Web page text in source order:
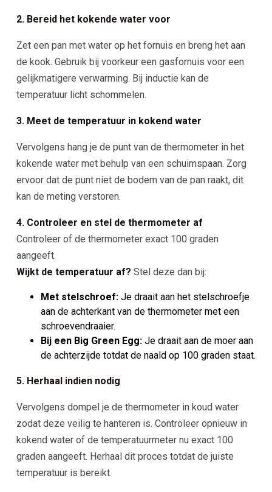
2. Bereid het kokende water voor
Zet een pan met water op het fornuis en breng het aan
de kook. Gebruik bij voorkeur een gasfornuis voor een
gelijkmatigere verwarming. Bij inductie kan de
temperatuur licht schommelen.
3. Meet de temperatuur in kokend water
Vervolgens hang je de punt van de thermometer in het
kokende water met behulp van een schuimspaan. Zorg
ervoor dat de punt niet de bodem van de pan raakt, dit
kan de meting verstoren.
4. Controleer en stel de thermometer af
Controleer of de thermometer exact 100 graden
aangeeft.
Wijkt de temperatuur af? Stel deze dan bij:
Met stelschroef:Je draait aan het stelschroefje
aan de achterkant van de thermometer met een
schroevendraaier.
Bij een Big Green Egg: Je draait aan de moer aan
de achterzijde totdat de naald op 100 graden staat.
5. Herhaal indien nodig
Vervolgens dompel je de thermometer in koud water
zodat deze veilig te hanteren is. Controleer opnieuw in
kokend water of de temperatuurmeter nu exact 100
graden aangeeft. Herhaal dit proces totdat de juiste
temperatuur is bereikt.